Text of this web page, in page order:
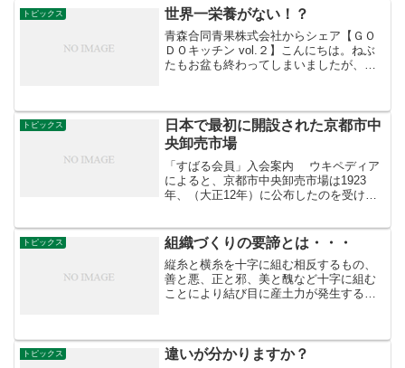
トピックス 世界一栄養がない！？
青森合同青果株式会社からシェア【ＧＯ
ＤＯキッチン vol.２】こんにちは。ねぶ
たもお盆も終わってしまいましたが、ま
してこんな噂を聞いた...
トピックス
日本で最初に開設された京都市中
央卸売市場
「すばる会員」入会案内 ウキペディア
によると、京都市中央卸売市場は1923
年、（大正12年）に公布したのを受け、
市場として開設された。 戦時中には統制
の...
トピックス 組織づくりの要諦とは・・・
縦糸と横糸を十字に組む相反するもの、
善と悪、正と邪、美と醜など十字に組む
ことにより結び目に産土力が発生するの
トピックス 違いが分かりますか？